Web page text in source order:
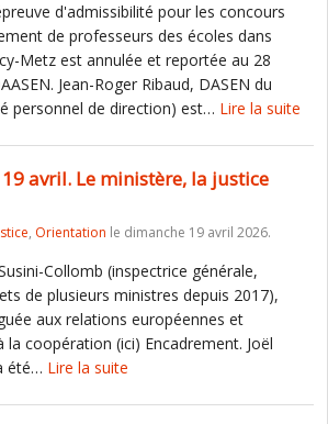
d'admissibilité pour les concours
de professeurs des écoles dans
Metz est annulée et reportée au 28
Jean-Roger Ribaud, DASEN du
personnel de direction) est… Lire la suite
avril. Le ministère, la justice
, Orientation le dimanche 19 avril 2026.
Collomb (inspectrice générale,
de plusieurs ministres depuis 2017),
aux relations européennes et
coopération (ici) Encadrement. Joël
été… Lire la suite